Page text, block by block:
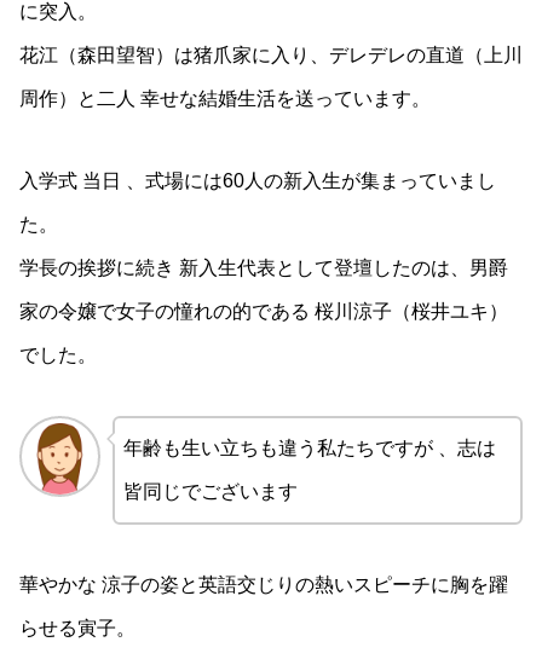
に突入。
花江（森田望智）は猪爪家に入り、デレデレの直道（上川
周作）と二人 幸せな結婚生活を送っています。
入学式 当日 、式場には60人の新入生が集まっていまし
た。
学長の挨拶に続き 新入生代表として登壇したのは、男爵
家の令嬢で女子の憧れの的である 桜川涼子（桜井ユキ）
でした。
年齢も生い立ちも違う私たちですが 、志は
皆同じでございます
華やかな 涼子の姿と英語交じりの熱いスピーチに胸を躍
らせる寅子。